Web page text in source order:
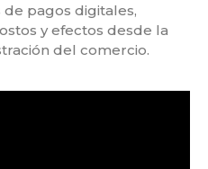
pagos digitales,
y efectos desde la
del comercio.